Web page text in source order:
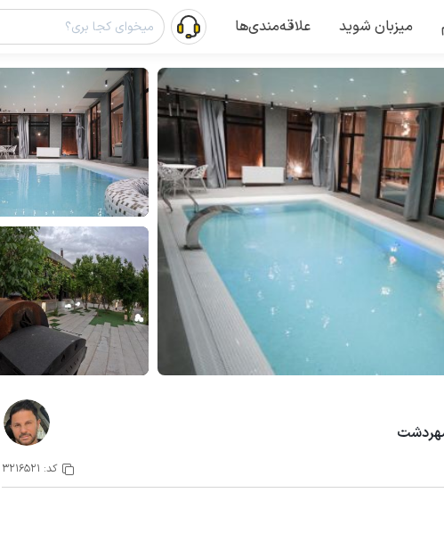
میزبان شوید علاقه‌مندی‌ها
مهردشت
کد: 3216521